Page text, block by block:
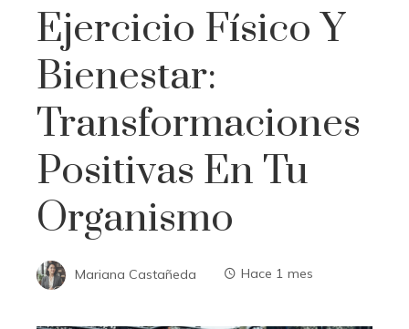
Ejercicio Físico Y
Bienestar:
Transformaciones
Positivas En Tu
Organismo
Mariana Castañeda Hace 1 mes